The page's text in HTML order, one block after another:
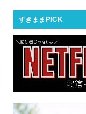
すきままPICK